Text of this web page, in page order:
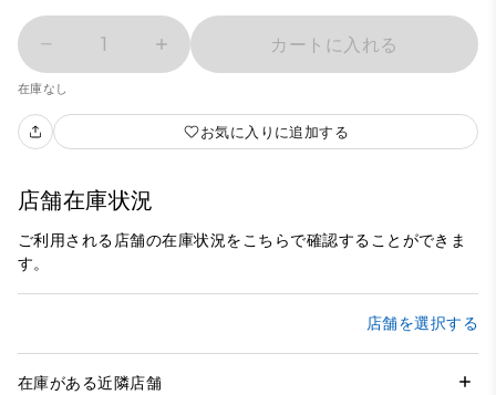
1 カートに入れる
在庫なし
お気に入りに追加する
店舗在庫状況
ご利用される店舗の在庫状況をこちらで確認することができま
す。
店舗を選択する
在庫がある近隣店舗